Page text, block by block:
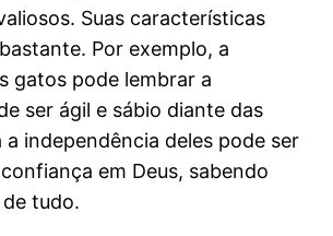
Suas características
Por exemplo, a
gatos pode lembrar a
ser ágil e sábio diante das
independência deles pode ser
em Deus, sabendo
de tudo.